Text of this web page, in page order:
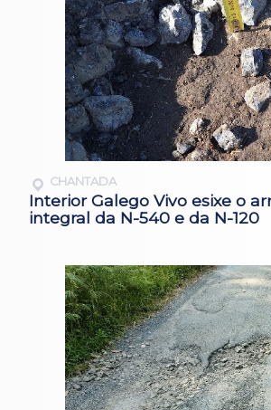
CHANTADA
Interior Galego Vivo esixe o
integral da N-540 e da N-120